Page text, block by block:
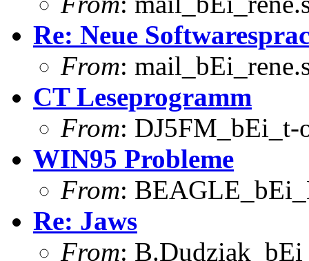
Re: Neue
From:
CT Leseprogramm
From: DJ5FM_bEi_t-
WIN95 Probleme
From:
Re: Jaws
From: